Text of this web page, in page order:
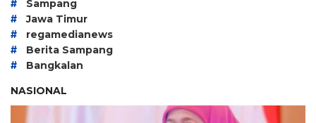
# Sampang
# Jawa Timur
# regamedianews
# Berita Sampang
#
Bangkalan
NASIONAL